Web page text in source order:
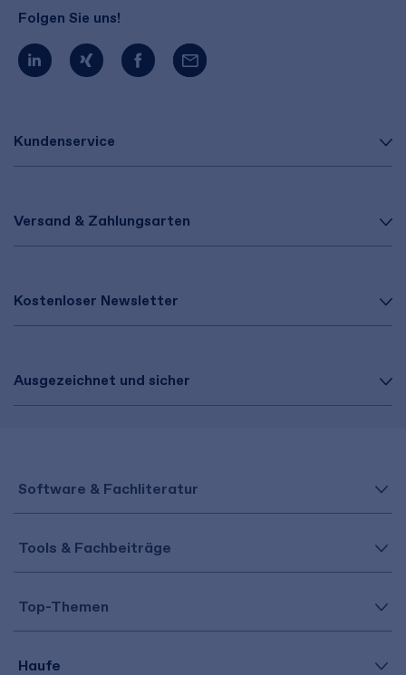
Kundenservice
Versand & Zahlungsarten
Kostenloser Newsletter
Ausgezeichnet und sicher
Folgen Sie uns!
Software & Fachliteratur
Tools & Fachbeiträge
Top-Themen
Haufe